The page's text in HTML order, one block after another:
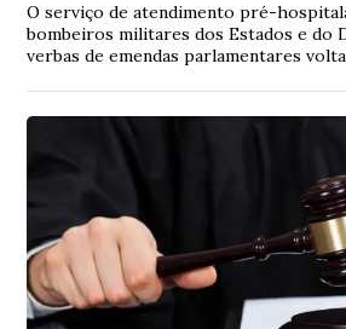
O serviço de atendimento pré-
bombeiros militares dos Estados e do
verbas de emendas parlamentares